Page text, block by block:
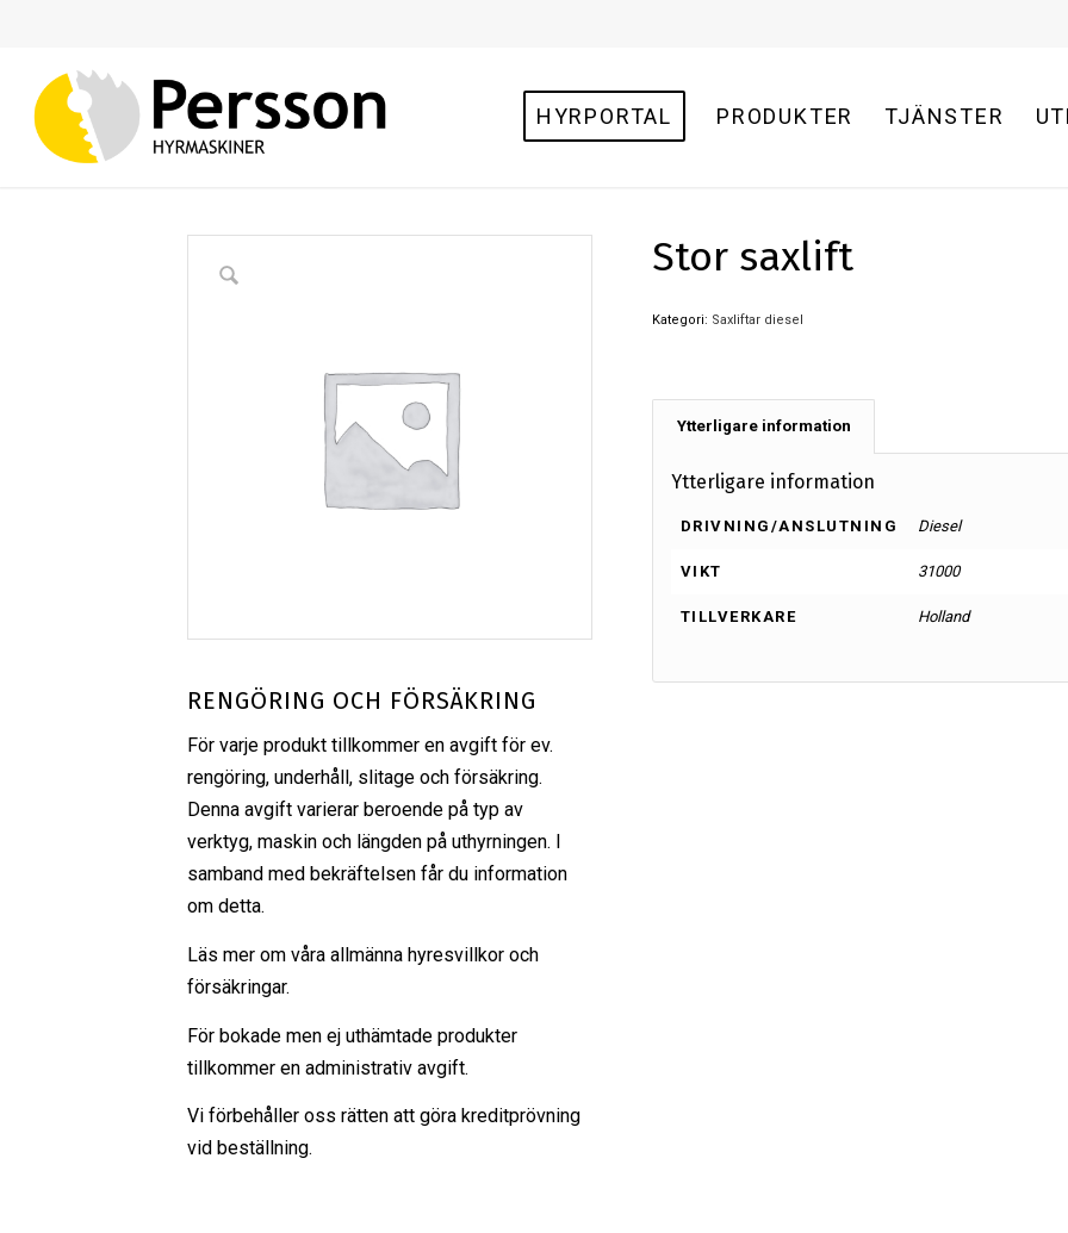
HYRPORTAL PRODUKTER TJÄNSTER
RENGÖRING OCH FÖRSÄKRING
För varje produkt tillkommer en avgift för ev.
rengöring, underhåll, slitage och försäkring.
Denna avgift varierar beroende på typ av
verktyg, maskin och längden på uthyrningen. I
samband med bekräftelsen får du information
om detta.
Läs mer om våra allmänna hyresvillkor och
försäkringar.
För bokade men ej uthämtade produkter
tillkommer en administrativ avgift.
Vi förbehåller oss rätten att göra kreditprövning
vid beställning.
Stor saxlift
Kategori: Saxliftar diesel
Ytterligare information
Ytterligare information
DRIVNING/ANSLUTNING Diesel
VIKT 31000
TILLVERKARE Holland